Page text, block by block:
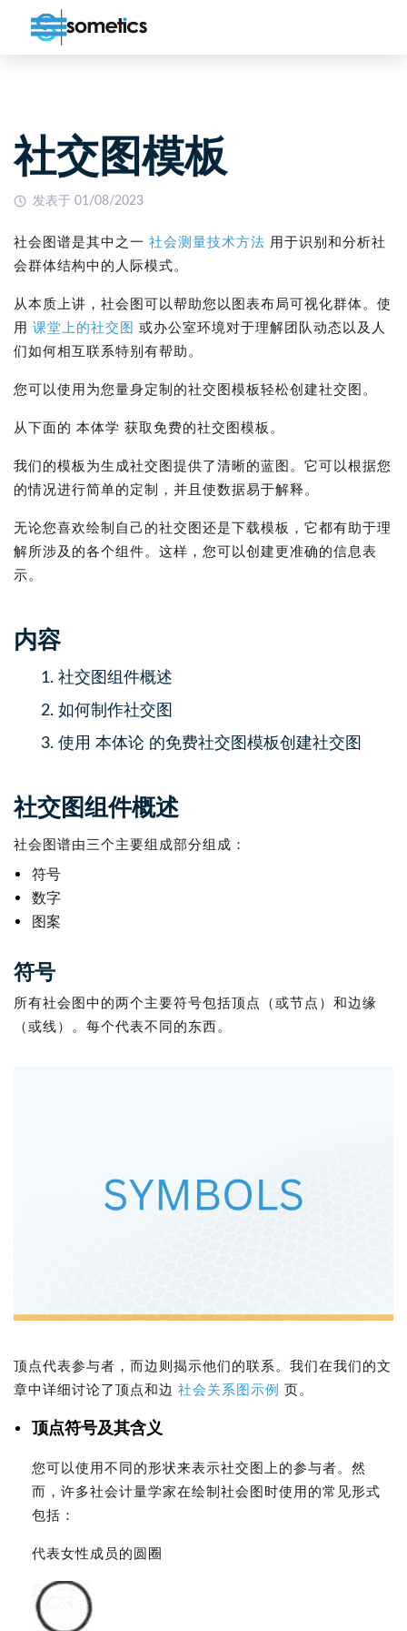
社交图模板
发表于 01/08/2023
社会图谱是其中之一 社会测量技术方法 用于识别和分析社
会群体结构中的人际模式。
从本质上讲，社会图可以帮助您以图表布局可视化群体。使
用 课堂上的社交图 或办公室环境对于理解团队动态以及人
们如何相互联系特别有帮助。
您可以使用为您量身定制的社交图模板轻松创建社交图。
从下面的 本体学 获取免费的社交图模板。
我们的模板为生成社交图提供了清晰的蓝图。它可以根据您
的情况进行简单的定制，并且使数据易于解释。
无论您喜欢绘制自己的社交图还是下载模板，它都有助于理
解所涉及的各个组件。这样，您可以创建更准确的信息表
示。
内容
1. 社交图组件概述
2. 如何制作社交图
3. 使用 本体论 的免费社交图模板创建社交图
社交图组件概述
社会图谱由三个主要组成部分组成：
符号
数字
图案
符号
所有社会图中的两个主要符号包括顶点（或节点）和边缘
（或线）。每个代表不同的东西。
顶点代表参与者，而边则揭示他们的联系。我们在我们的文
章中详细讨论了顶点和边 社会关系图示例 页。
顶点符号及其含义
您可以使用不同的形状来表示社交图上的参与者。然
而，许多社会计量学家在绘制社会图时使用的常见形式
包括：
代表女性成员的圆圈